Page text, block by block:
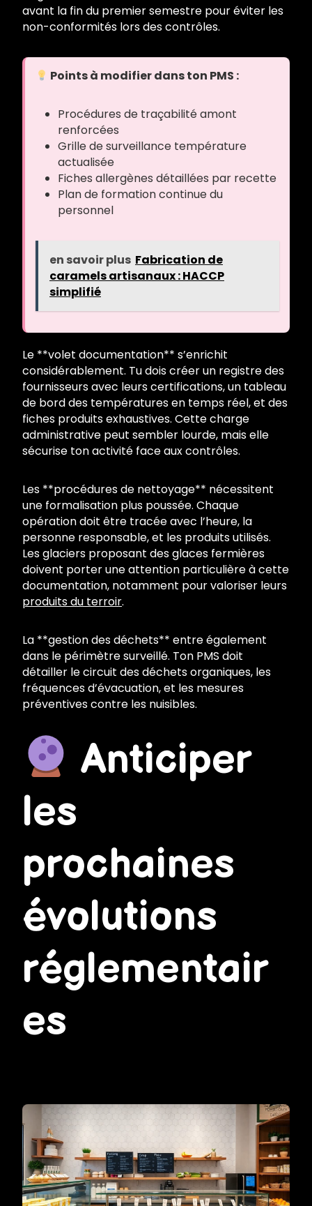
avant la fin du premier semestre pour éviter les
non-conformités lors des contrôles.
Points à modifier dans ton PMS :
Procédures de traçabilité amont
renforcées
Grille de surveillance température
actualisée
Fiches allergènes détaillées par recette
Plan de formation continue du
personnel
en savoir plus Fabrication de
caramels artisanaux : HACCP
simplifié
Le **volet documentation** s’enrichit
considérablement. Tu dois créer un registre des
fournisseurs avec leurs certifications, un tableau
de bord des températures en temps réel, et des
fiches produits exhaustives. Cette charge
administrative peut sembler lourde, mais elle
sécurise ton activité face aux contrôles.
Les **procédures de nettoyage** nécessitent
une formalisation plus poussée. Chaque
opération doit être tracée avec l’heure, la
personne responsable, et les produits utilisés.
Les glaciers proposant des glaces fermières
doivent porter une attention particulière à cette
documentation, notamment pour valoriser leurs
produits du terroir.
La **gestion des déchets** entre également
dans le périmètre surveillé. Ton PMS doit
détailler le circuit des déchets organiques, les
fréquences d’évacuation, et les mesures
préventives contre les nuisibles.
Anticiper
les
prochaines
évolutions
réglementair
es